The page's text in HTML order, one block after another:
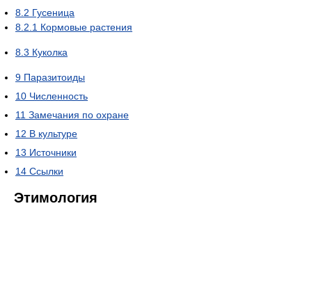
8.2 Гусеница
8.2.1 Кормовые растения
8.3 Куколка
9 Паразитоиды
10 Численность
11 Замечания по охране
12 В культуре
13 Источники
14 Ссылки
Этимология